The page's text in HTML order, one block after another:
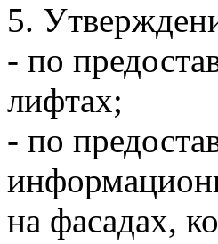
5.
- по
лифтах;
- по
на фасадах,